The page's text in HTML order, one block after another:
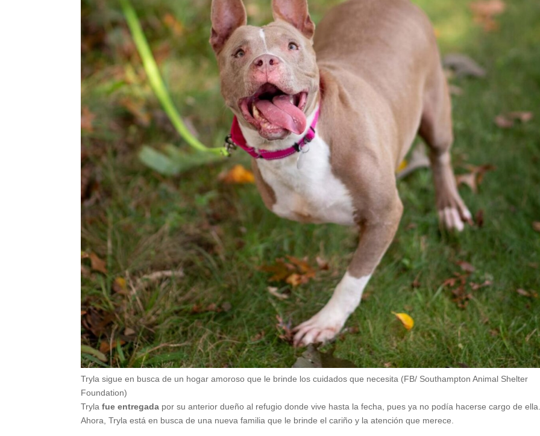
Tryla sigue en busca de un hogar amoroso que le brinde los cuidados que necesita (FB/ Southampton Animal Shelter
Foundation)
Trylafue entregada por su anterior dueño al refugio donde vive hasta la fecha, pues ya no podía hacerse cargo de
Ahora, Tryla está en busca de una nueva familia que le brinde el cariño y la atención que merece.